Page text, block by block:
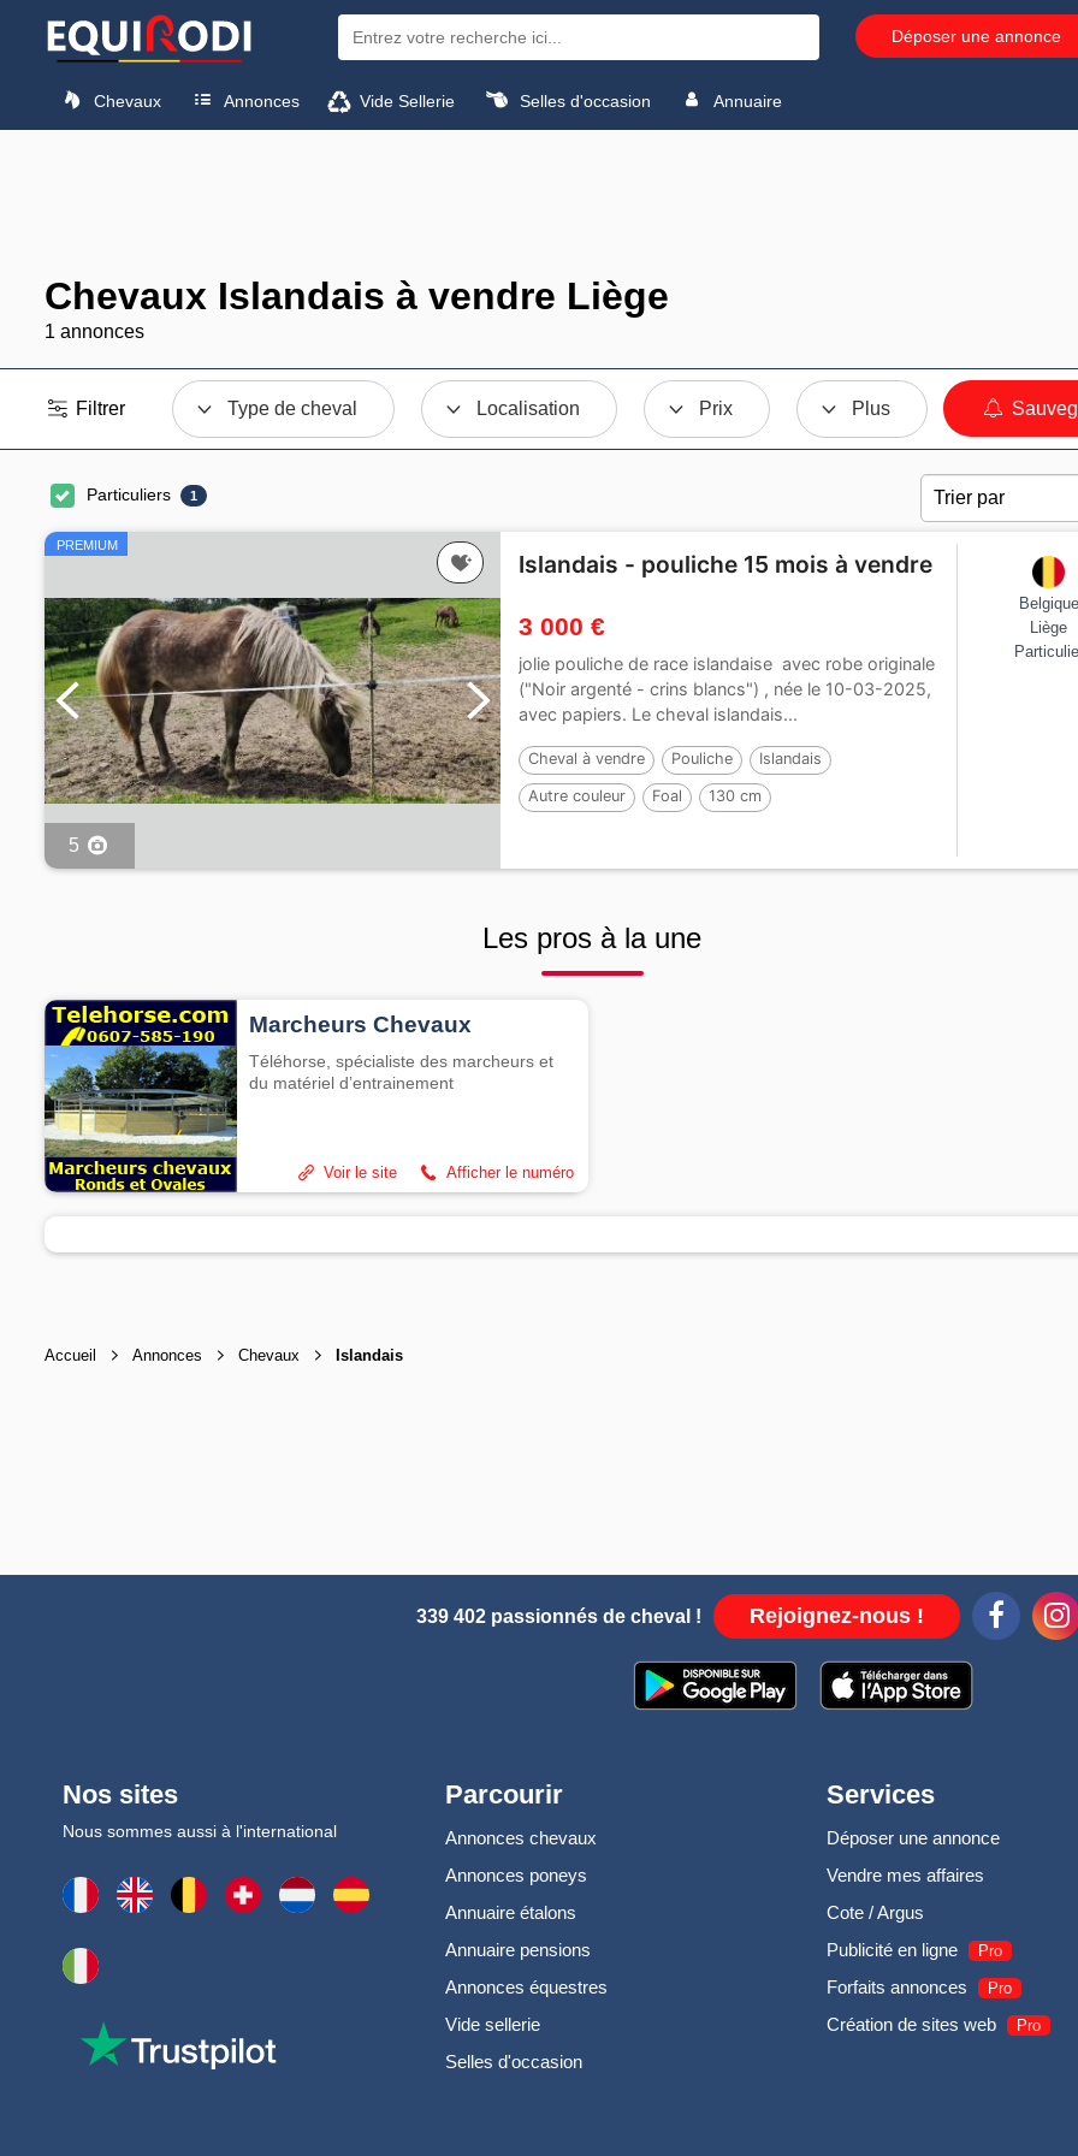
Déposer une annonce
Chevaux Annonces Vide Sellerie Selles d'occasion Annuaire
Chevaux Islandais à vendre Liège
1 annonces
Filtrer Type de cheval Localisation Prix Plus
Particuliers 1
PREMIUM
5
Islandais - pouliche 15 mois à vendre
3 000 €
jolie pouliche de race islandaise avec robe originale
("Noir argenté - crins blancs") , née le 10-03-2025,
avec papiers. Le cheval islandais...
Cheval à vendre Pouliche Islandais
Autre couleur Foal 130 cm
Belgique
Liège
Les pros à la une
Marcheurs Chevaux
Téléhorse, spécialiste des marcheurs et
du matériel d’entrainement
Afficher le numéro
Voir le site
Accueil Annonces Chevaux Islandais
339 402 passionnés de cheval ! Rejoignez-nous !
Nos sites
Nous sommes aussi à l'international
Parcourir
Annonces chevaux
Annonces poneys
Annuaire étalons
Annuaire pensions
Annonces équestres
Vide sellerie
Selles d'occasion
Services
Déposer une annonce
Vendre mes affaires
Cote / Argus
Publicité en ligne
Pro
Forfaits annonces Pro
Création de sites web Pro